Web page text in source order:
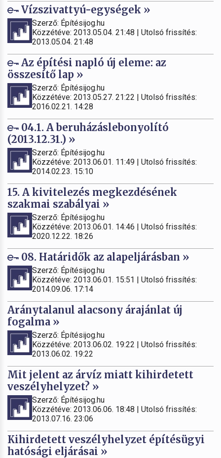
Vízszivattyú-egységek »
Szerző: Építésijog.hu
Közzétéve: 2013.05.04. 21:48 | Utolsó frissítés:
2013.05.04. 21:48
Az építési napló új eleme: az
összesítő lap »
Szerző: Építésijog.hu
Közzétéve: 2013.05.27. 21:22 | Utolsó frissítés:
2016.02.21. 14:28
04.1. A beruházáslebonyolító
(2013.12.31.) »
Szerző: Építésijog.hu
Közzétéve: 2013.06.01. 11:49 | Utolsó frissítés:
2014.02.23. 15:10
15. A kivitelezés megkezdésének
szakmai szabályai »
Szerző: Építésijog.hu
Közzétéve: 2013.06.01. 14:46 | Utolsó frissítés:
2020.12.22. 18:26
08. Határidők az alapeljárásban »
Szerző: Építésijog.hu
Közzétéve: 2013.06.01. 15:51 | Utolsó frissítés:
2014.09.06. 17:14
Aránytalanul alacsony árajánlat új
fogalma »
Szerző: Építésijog.hu
Közzétéve: 2013.06.02. 19:22 | Utolsó frissítés:
2013.06.02. 19:22
Mit jelent az árvíz miatt kihirdetett
veszélyhelyzet? »
Szerző: Építésijog.hu
Közzétéve: 2013.06.06. 18:48 | Utolsó frissítés:
2013.07.16. 23:06
Kihirdetett veszélyhelyzet építésügyi
hatósági eljárásai »